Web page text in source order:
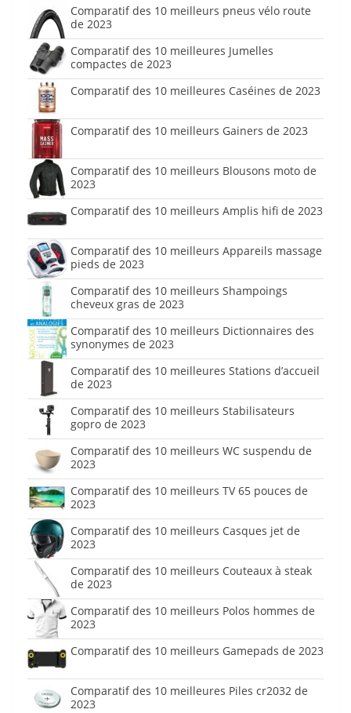
Comparatif des 10 meilleurs pneus vélo route
de 2023
Comparatif des 10 meilleures Jumelles
compactes de 2023
Comparatif des 10 meilleures Caséines de 2023
Comparatif des 10 meilleurs Gainers de 2023
Comparatif des 10 meilleurs Blousons moto de
2023
Comparatif des 10 meilleurs Amplis hifi de 2023
Comparatif des 10 meilleurs Appareils massage
pieds de 2023
Comparatif des 10 meilleurs Shampoings
cheveux gras de 2023
Comparatif des 10 meilleurs Dictionnaires des
synonymes de 2023
Comparatif des 10 meilleures Stations d’accueil
de 2023
Comparatif des 10 meilleurs Stabilisateurs
gopro de 2023
Comparatif des 10 meilleurs WC suspendu de
2023
Comparatif des 10 meilleurs TV 65 pouces de
2023
Comparatif des 10 meilleurs Casques jet de
2023
Comparatif des 10 meilleurs Couteaux à steak
de 2023
Comparatif des 10 meilleurs Polos hommes de
2023
Comparatif des 10 meilleurs Gamepads de 2023
Comparatif des 10 meilleures Piles cr2032 de
2023